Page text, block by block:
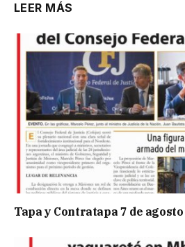
LEER MÁS
Tapa y Contratapa 7 de agosto